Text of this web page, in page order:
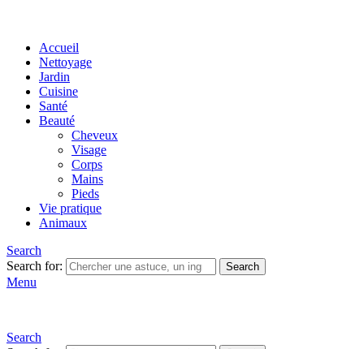
Accueil
Nettoyage
Jardin
Cuisine
Santé
Beauté
Cheveux
Visage
Corps
Mains
Pieds
Vie pratique
Animaux
Search
Search for:
Search
Menu
Search